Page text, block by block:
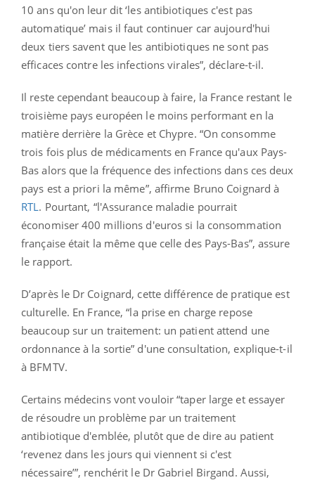
10 ans qu'on leur dit ‘les antibiotiques c'est pas
automatique’ mais il faut continuer car aujourd'hui
deux tiers savent que les antibiotiques ne sont pas
efficaces contre les infections virales”, déclare-t-il.
Il reste cependant beaucoup à faire, la France restant le
troisième pays européen le moins performant en la
matière derrière la Grèce et Chypre. “On consomme
trois fois plus de médicaments en France qu'aux Pays-
Bas alors que la fréquence des infections dans ces deux
pays est a priori la même”, affirme Bruno Coignard à
RTL. Pourtant, “l'Assurance maladie pourrait
économiser 400 millions d'euros si la consommation
française était la même que celle des Pays-Bas”, assure
le rapport.
D’après le Dr Coignard, cette différence de pratique est
culturelle. En France, “la prise en charge repose
beaucoup sur un traitement: un patient attend une
ordonnance à la sortie” d'une consultation, explique-t-il
à BFMTV.
Certains médecins vont vouloir “taper large et essayer
de résoudre un problème par un traitement
antibiotique d'emblée, plutôt que de dire au patient
‘revenez dans les jours qui viennent si c'est
nécessaire’”, renchérit le Dr Gabriel Birgand. Aussi,